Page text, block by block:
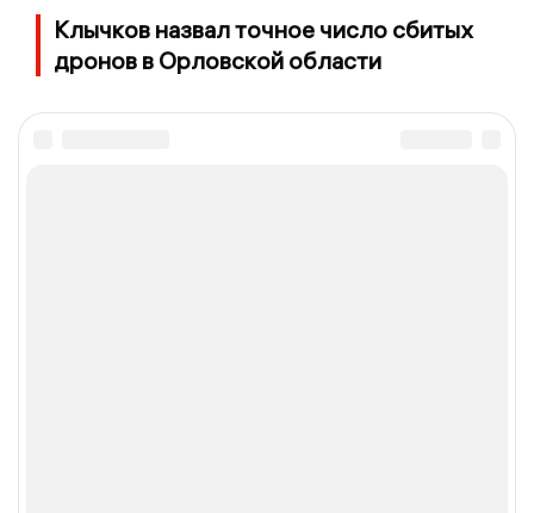
Клычков назвал точное число сбитых
дронов в Орловской области